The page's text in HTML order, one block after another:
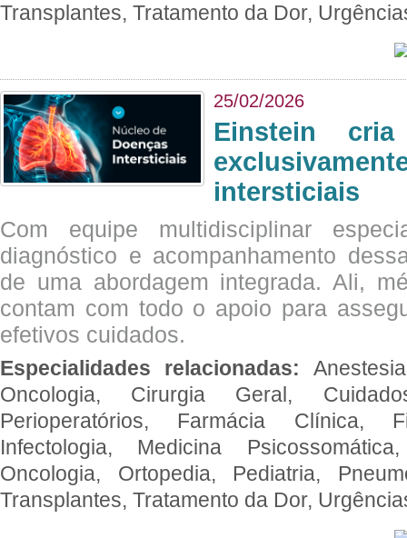
Transplantes, Tratamento da Dor,
25/02/2026
Einstein
intersticiais
Com equipe multidisciplinar
diagnóstico e acompanhamento
de uma abordagem integrada. Ali,
contam com todo o apoio para
efetivos cuidados.
Especialidades relacionadas:
Oncologia, Cirurgia Geral,
Perioperatórios, Farmácia Clínica,
Infectologia, Medicina
Oncologia, Ortopedia, Pediatria,
Transplantes, Tratamento da Dor,